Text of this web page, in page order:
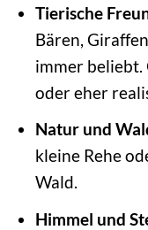
Tierische
Bären,
immer beliebt.
oder eher
Natur und
kleine Rehe
Wald.
Himmel und